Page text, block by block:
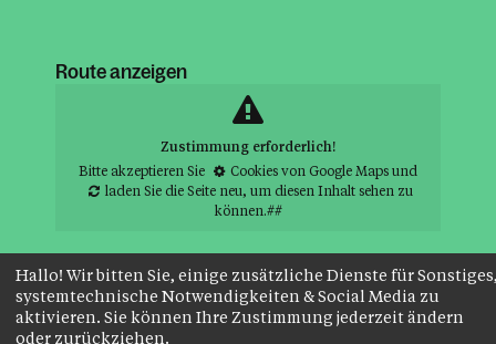
Route anzeigen
Zustimmung erforderlich!
Bitte akzeptieren Sie
Cookies von Google Mapsund
laden Sie die Seite neu, um diesen Inhalt sehen zu
können.##
Hallo! Wir bitten Sie, einige zusätzliche Dienste für
systemtechnische Notwendigkeiten & Social Media zu
aktivieren. Sie können Ihre Zustimmung jederzeit ändern
oder zurückziehen.